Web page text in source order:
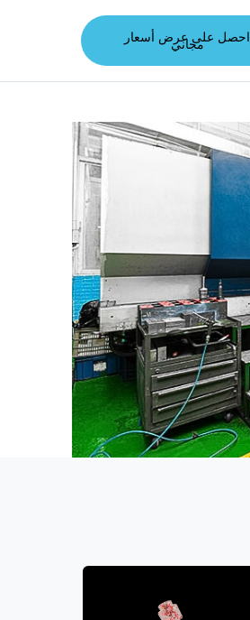
احصل على عرض أسعار
مجاني